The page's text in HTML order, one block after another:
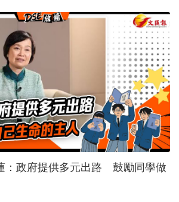
：政府提供多元出路 鼓勵同學做